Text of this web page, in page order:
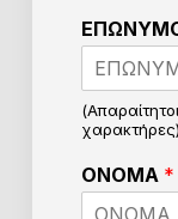
Ε
π
λ
έ
ξ
ε
χαρακτήρες)
ΟΝΟΜΑ *